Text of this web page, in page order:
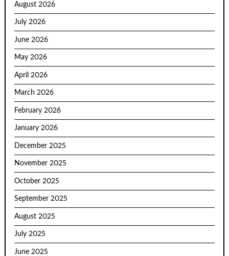
August 2026
July 2026
June 2026
May 2026
April 2026
March 2026
February 2026
January 2026
December 2025
November 2025
October 2025
September 2025
August 2025
July 2025
June 2025